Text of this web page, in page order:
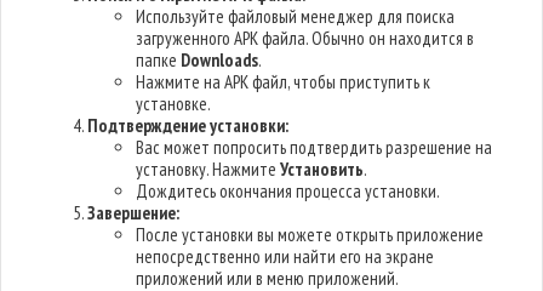
Используйте файловый менеджер для поиска
загруженного APK файла. Обычно он находится в
папке Downloads.
Нажмите на APK файл, чтобы приступить к
установке.
Подтверждение установки:
Вас может попросить подтвердить разрешение на
установку. НажмитеУстановить.
Дождитесь окончания процесса установки.
Завершение:
После установки вы можете открыть приложение
непосредственно или найти его на экране
приложений или в меню приложений.